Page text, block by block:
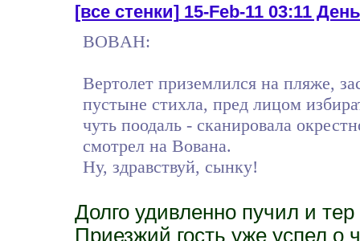
[все стенки]15-Feb-11 03:11
BOBAH:
Вертолет приземлился на пляже,
пустыне стихла, пред лицом
чуть поодаль - сканировала
смотрел на Вована.
Ну, здравствуй, сынку!
Долго удивленно пучил и
Приезжий гость уже успел о